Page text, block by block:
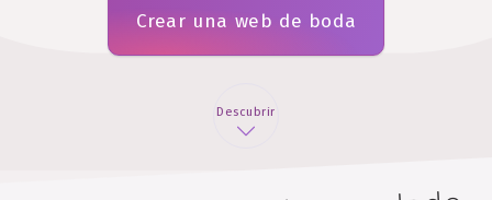
Crear una web de boda
Descubrir